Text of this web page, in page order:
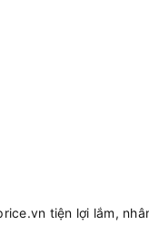
tiện lợi lắm,